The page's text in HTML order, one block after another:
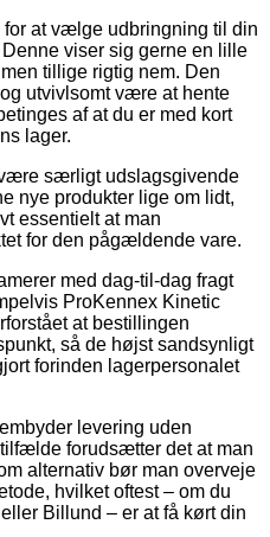
at vælge udbringning til din
viser sig gerne en lille
tillige rigtig nem. Den
utvivlsomt være at hente
af at du er med kort
lager.
særligt udslagsgivende
nye produkter lige om lidt,
essentielt at man
for den pågældende vare.
med dag-til-dag fragt
ProKennex Kinetic
at bestillingen
så de højst sandsynligt
forinden lagerpersonalet
levering uden
forudsætter det at man
alternativ bør man overveje
hvilket oftest – om du
Billund – er at få kørt din